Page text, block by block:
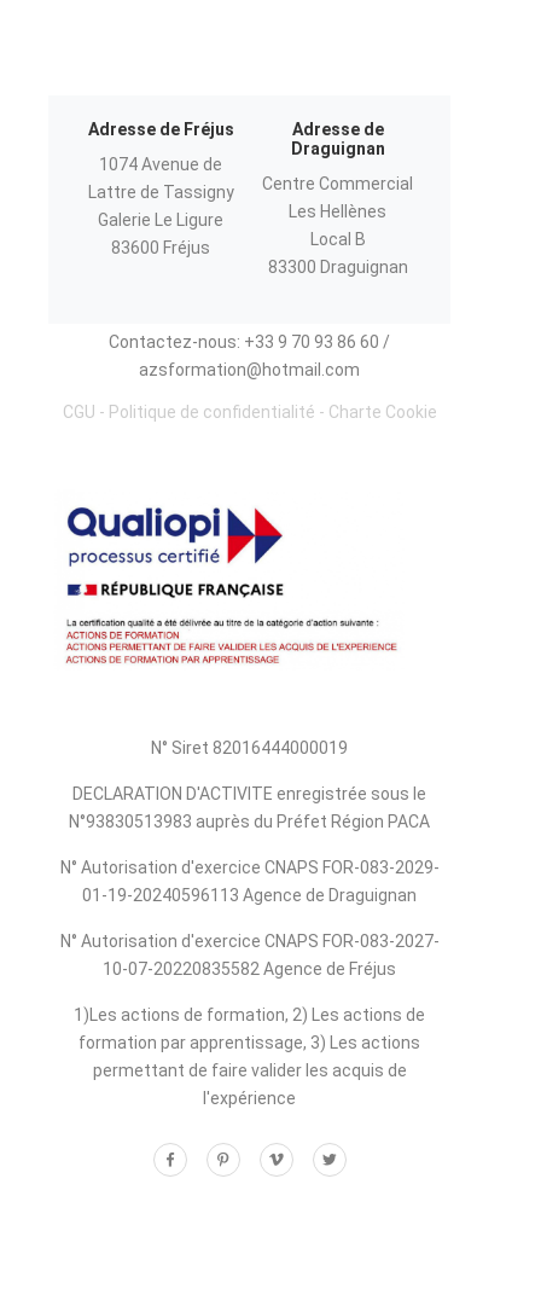
Adresse de Fréjus
1074 Avenue de
Lattre de Tassigny
Galerie Le Ligure
83600 Fréjus
Adresse de
Draguignan
Centre Commercial
Les Hellènes
Local B
83300 Draguignan
Contactez-nous: +33 9 70 93 86 60 /
azsformation@hotmail.com
CGU - Politique de confidentialité - Charte Cookie
N° Siret 82016444000019
DECLARATION D'ACTIVITE enregistrée sous le
N°93830513983 auprès du Préfet Région PACA
N° Autorisation d'exercice CNAPS FOR-083-2029-
01-19-20240596113 Agence de Draguignan
N° Autorisation d'exercice CNAPS FOR-083-2027-
10-07-20220835582 Agence de Fréjus
1)Les actions de formation, 2) Les actions de
formation par apprentissage, 3) Les actions
permettant de faire valider les acquis de
l'expérience